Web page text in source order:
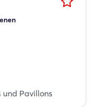
und Pavillons